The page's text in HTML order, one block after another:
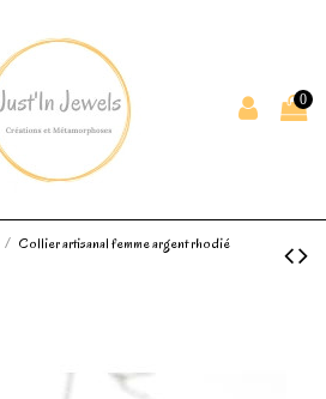
0
Collier artisanal femme argent rhodié